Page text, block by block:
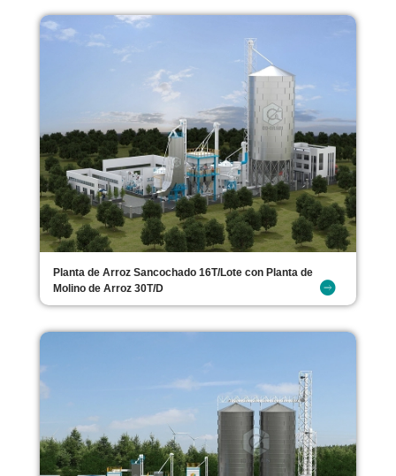
Planta de Arroz Sancochado 16T/Lote con Planta de
Molino de Arroz 30T/D